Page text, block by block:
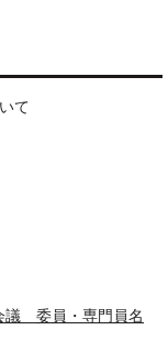
て
議 委員・専門員名